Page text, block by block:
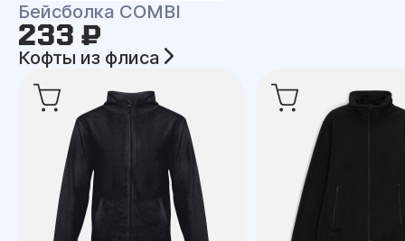
Бейсболка COMBI
233 ₽
Кофты из флиса